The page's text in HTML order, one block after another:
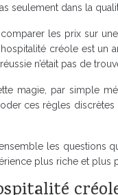
seulement dans la
les prix sur
créole est
n’était pas de
magie, par simple
ces règles
les
plus riche et plus